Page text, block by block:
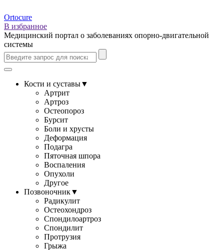
Ortocure
В избранное
Медицинский портал о заболеваниях опорно-двигательной
системы
Кости и суставы▼
Артрит
Артроз
Остеопороз
Бурсит
Боли и хрусты
Деформация
Подагра
Пяточная шпора
Воспаления
Опухоли
Другое
Позвоночник▼
Радикулит
Остеохондроз
Спондилоартроз
Спондилит
Протрузия
Грыжа